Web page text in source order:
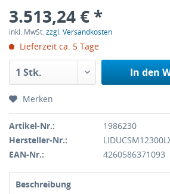
3.513,24 € *
inkl. MwSt.zzgl. Versandkosten
Lieferzeit ca. 5 Tage
In den
Merken
Artikel-Nr.:
1986230
Hersteller-Nr.:
EAN-Nr.:
4260586371093
Beschreibung